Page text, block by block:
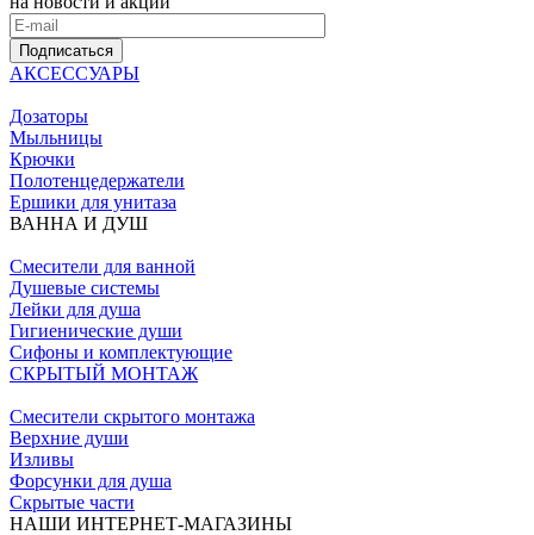
Подписаться
АКСЕССУАРЫ
Дозаторы
Мыльницы
Крючки
Полотенцедержатели
Ершики для унитаза
ВАННА И ДУШ
Смесители для ванной
Душевые системы
Лейки для душа
Гигиенические души
Сифоны и комплектующие
СКРЫТЫЙ МОНТАЖ
Смесители скрытого монтажа
Верхние души
Изливы
Форсунки для душа
Скрытые части
НАШИ ИНТЕРНЕТ-МАГАЗИНЫ